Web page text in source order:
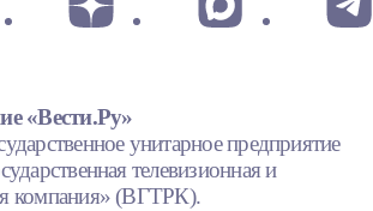
«Вести.Ру»
унитарное предприятие
телевизионная и
компания» (ВГТРК).